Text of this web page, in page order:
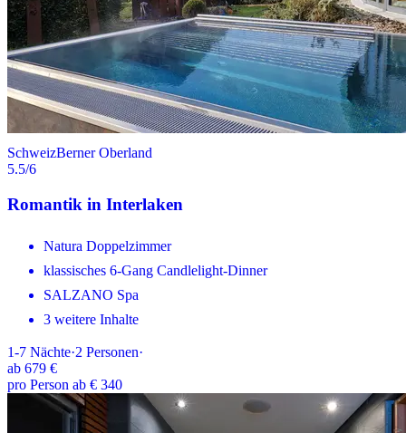
SchweizBerner Oberland
5.5/6
Romantik in Interlaken
Natura Doppelzimmer
klassisches 6-Gang Candlelight-Dinner
SALZANO Spa
3 weitere Inhalte
1-7 Nächte·2 Personen·
ab 679 €
pro Person ab € 340